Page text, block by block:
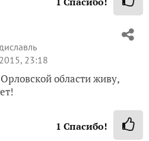
23:18
области живу,
1 Спасибо!